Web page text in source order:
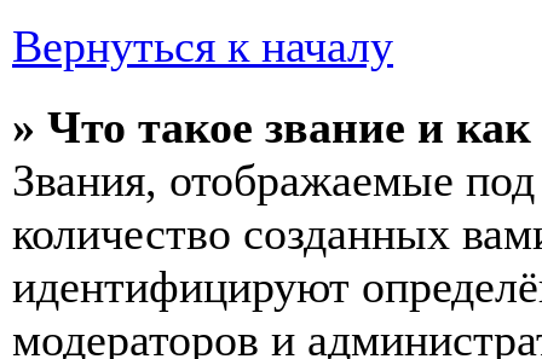
Вернуться к началу
» Что такое звание и
Звания, отображаемые
количество созданных
идентифицируют
модераторов и